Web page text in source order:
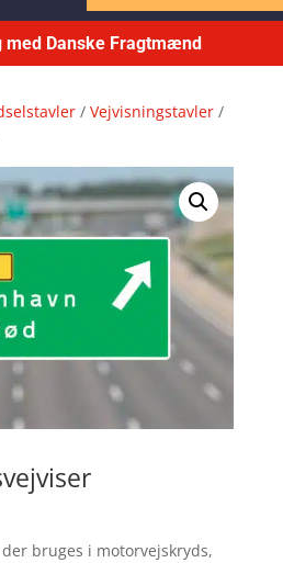
med Danske Fragtmænd
/ Vejvisningstavler/
bruges i motorvejskryds,